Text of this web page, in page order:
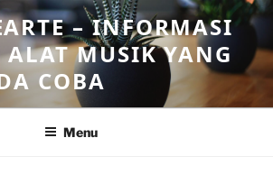
– INFORMASI
ALAT MUSIK YANG
COBA
Menu